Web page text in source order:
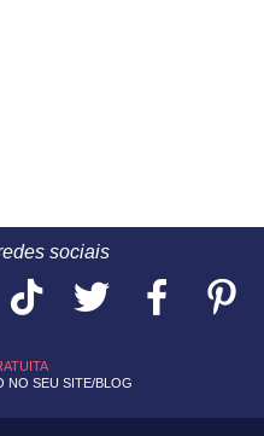
sociais
NO SEU SITE/BLOG